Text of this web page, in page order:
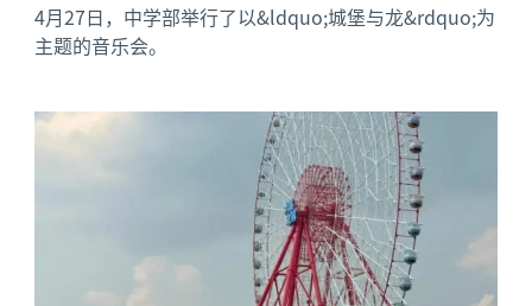
4月27日，中学部举行了以&ldquo;城堡与龙&rdquo;为
主题的音乐会。
News image